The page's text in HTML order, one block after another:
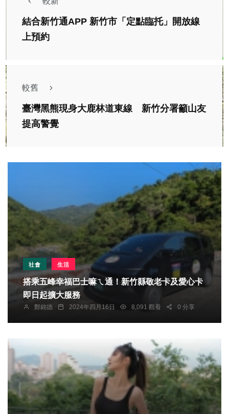
結合新竹通APP 新竹市「定點臨托」開放線
上預約
較舊
臺灣黑熊現身大鹿林道東線 新竹分署籲山友
提高警覺
社會 生活
搭乘五峰幸福巴士嘛ㄟ通！新竹縣敬老卡及愛心卡
即日起擴大服務
鄭銘德 2024年四月16日 8,091 觀看 0 分享